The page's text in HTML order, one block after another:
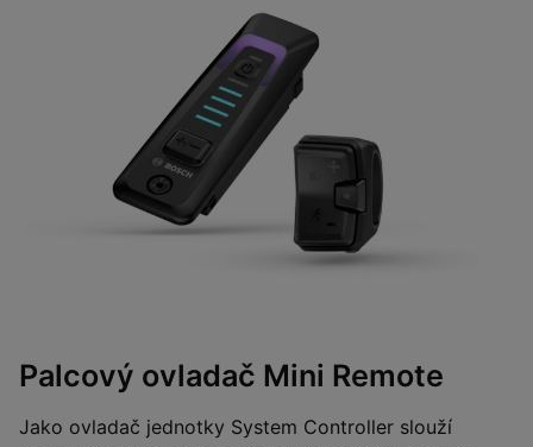
Palcový ovladač Mini Remote
Jako ovladač jednotky System Controller slouží